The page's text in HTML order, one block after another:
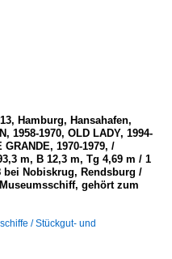
Hamburg, Hansahafen,
1958-1970, OLD LADY, 1994-
GRANDE, 1970-1979, /
m, B 12,3 m, Tg 4,69 m / 1
bei Nobiskrug, Rendsburg /
gehört zum
/ Stückgut- und